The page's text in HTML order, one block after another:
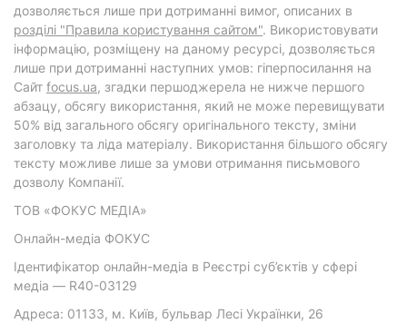
дозволяється лише при дотриманні вимог, описаних в
розділі "Правила користування сайтом". Використовувати
інформацію, розміщену на даному ресурсі, дозволяється
лише при дотриманні наступних умов: гіперпосилання на
Cайт focus.ua, згадки першоджерела не нижче першого
абзацу, обсягу використання, який не може перевищувати
50% від загального обсягу оригінального тексту, зміни
заголовку та ліда матеріалу. Використання більшого обсягу
тексту можливе лише за умови отримання письмового
дозволу Компанії.
ТОВ «ФОКУС МЕДІА»
Онлайн-медіа ФОКУС
Ідентифікатор онлайн-медіа в Реєстрі суб’єктів у сфері
медіа — R40-03129
Адреса: 01133, м. Київ, бульвар Лесі Українки, 26